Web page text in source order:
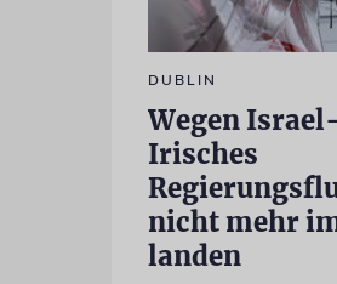
DUBLIN
Wegen
Irisches
nicht mehr
landen